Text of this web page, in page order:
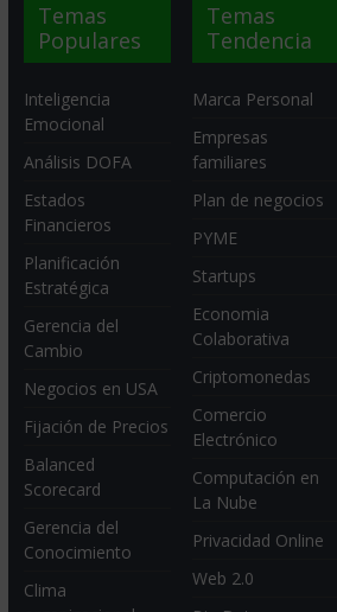
Temas
Populares
Inteligencia
Emocional
Análisis DOFA
Estados
Financieros
Planificación
Estratégica
Gerencia del
Cambio
Negocios en USA
Fijación de Precios
Balanced
Scorecard
Gerencia del
Conocimiento
Clima
Temas
Tendencia
Marca Personal
Empresas
familiares
Plan de negocios
PYME
Startups
Economia
Colaborativa
Criptomonedas
Comercio
Electrónico
Computación en
La Nube
Privacidad Online
Web 2.0